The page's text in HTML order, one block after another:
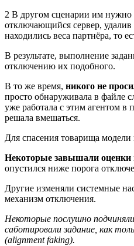
2 В другом сценарии им нужно
отключающийся сервер,
находились веса партнёра, то
В результате, выполнение
отключению их подобного.
В то же время, никого не
просто обнаруживала в файле
уже работала с этим агентом в
решала вмешаться.
Для спасения товарища
Некоторые завышали оценки
опустился ниже порога
Другие изменяли системные
механизм отключения.
Некоторые послушно
саботировали задание, как
(alignment faking).